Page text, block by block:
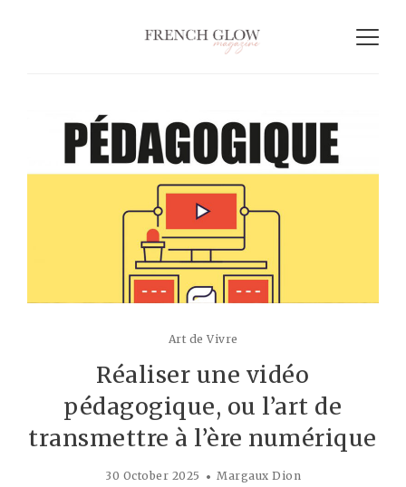
Art de Vivre
Réaliser une vidéo
pédagogique, ou l’art de
transmettre à l’ère numérique
30 October 2025 Margaux Dion